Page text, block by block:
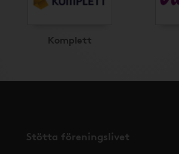
Komplett
Stötta föreningslivet